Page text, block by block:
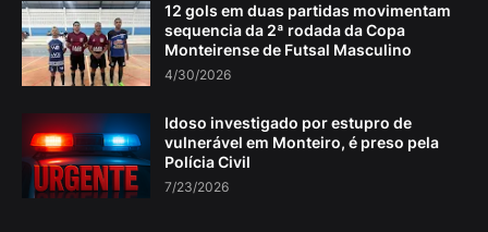
12 gols em duas partidas movimentam
sequencia da 2ª rodada da Copa
Monteirense de Futsal Masculino
4/30/2026
Idoso investigado por estupro de
vulnerável em Monteiro, é preso pela
Polícia Civil
7/23/2026